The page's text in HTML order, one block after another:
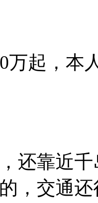
万起，本
还靠近
，交通